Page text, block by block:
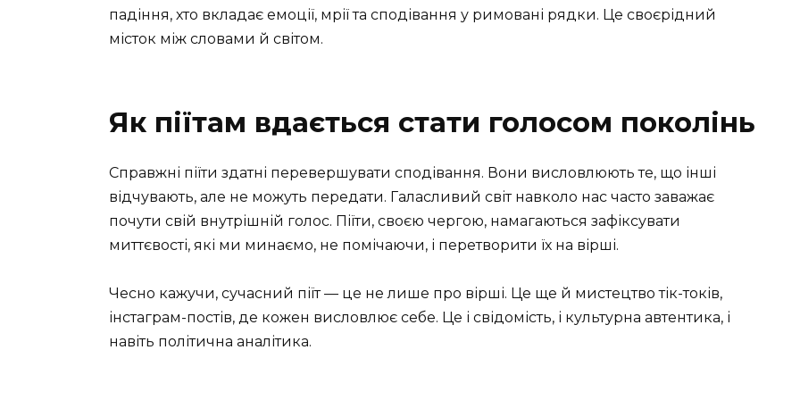
падіння, хто вкладає емоції, мрії та сподівання у римовані рядки. Це своєрідний
місток між словами й світом.
Як піїтам вдається стати голосом поколінь
Справжні піїти здатні перевершувати сподівання. Вони висловлюють те, що інші
відчувають, але не можуть передати. Галасливий світ навколо нас часто заважає
почути свій внутрішній голос. Піїти, своєю чергою, намагаються зафіксувати
миттєвості, які ми минаємо, не помічаючи, і перетворити їх на вірші.
Чесно кажучи, сучасний піїт — це не лише про вірші. Це ще й мистецтво тік-токів,
інстаграм-постів, де кожен висловлює себе. Це і свідомість, і культурна автентика, і
навіть політична аналітика.